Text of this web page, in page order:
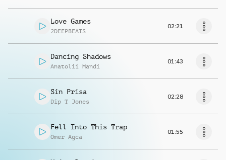
Love Games
2DEEPBEATS
02:21
Dancing Shadows
Anatolii Mandi
01:43
Sin Prisa
Dip T Jones
02:28
Fell Into This Trap
Omer Agca
01:55